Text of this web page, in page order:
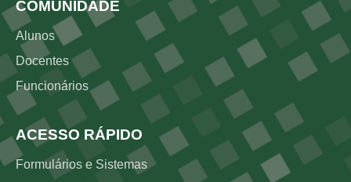
COMUNIDADE
Alunos
Docentes
Funcionários
ACESSO RÁPIDO
Formulários e Sistemas